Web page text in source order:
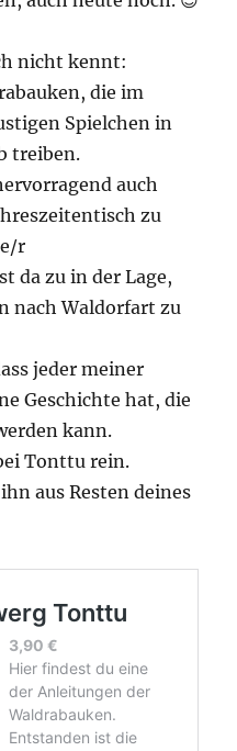
nicht kennt:
die im
Spielchen in
treiben.
auch
zu
r
da zu in der Lage,
nach Waldorfart zu
jeder meiner
Geschichte hat, die
kann.
Tonttu rein.
aus Resten deines